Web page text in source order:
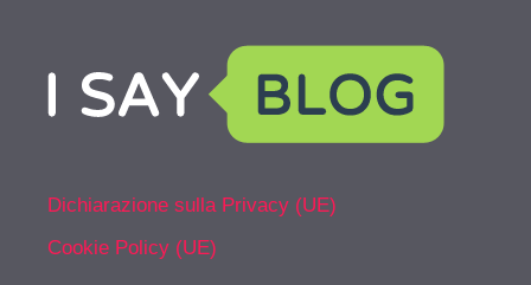
Dichiarazione sulla Privacy (UE)
Cookie Policy (UE)